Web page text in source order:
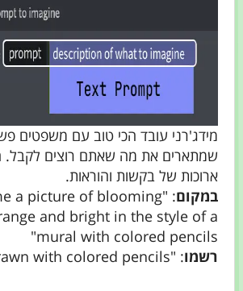
מידג'רני עובד הכי טוב עם משפטים
שמתארים את מה שאתם רוצים לקבל.
ארוכות של בקשות והוראות.
במקום
a picture of blooming
and bright in the style of a
mural with colored pencils"
רשמו: "Roses drawn with colored pencils"